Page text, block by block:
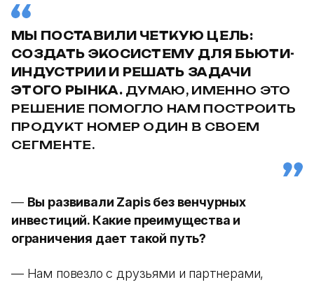
МЫ ПОСТАВИЛИ ЧЕТКУЮ ЦЕЛЬ:
СОЗДАТЬ ЭКОСИСТЕМУ ДЛЯ БЬЮТИ-
ИНДУСТРИИ И РЕШАТЬ ЗАДАЧИ
ЭТОГО РЫНКА. ДУМАЮ, ИМЕННО ЭТО
РЕШЕНИЕ ПОМОГЛО НАМ ПОСТРОИТЬ
ПРОДУКТ НОМЕР ОДИН В СВОЕМ
СЕГМЕНТЕ.
— Вы развивали Zapis без венчурных
инвестиций. Какие преимущества и
ограничения дает такой путь?
— Нам повезло с друзьями и партнерами,